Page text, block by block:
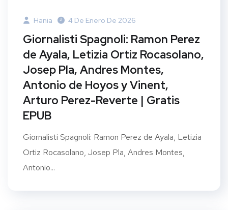
Hania 4 De Enero De 2026
Giornalisti Spagnoli: Ramon Perez
de Ayala, Letizia Ortiz Rocasolano,
Josep Pla, Andres Montes,
Antonio de Hoyos y Vinent,
Arturo Perez-Reverte | Gratis
EPUB
Giornalisti Spagnoli: Ramon Perez de Ayala, Letizia
Ortiz Rocasolano, Josep Pla, Andres Montes,
Antonio...